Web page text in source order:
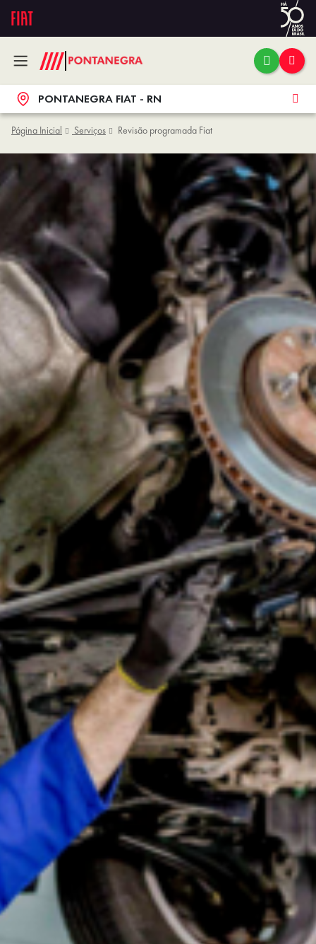
PONTANEGRA FIAT - RN
Página Inicial Serviços Revisão programada Fiat